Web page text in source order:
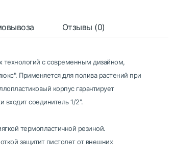
Отзывы (0)
технологий с современным дизайном,
Применяется для полива растений при
корпус гарантирует
соединитель 1/2".
термопластичной резиной.
защитит пистолет от внешних